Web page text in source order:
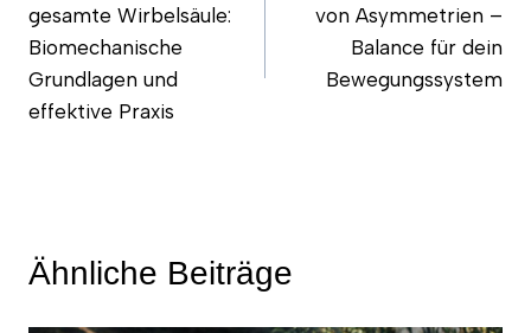
gesamte Wirbelsäule:
Biomechanische
Grundlagen und
effektive Praxis
von Asymmetrien –
Balance für dein
Bewegungssystem
Ähnliche Beiträge